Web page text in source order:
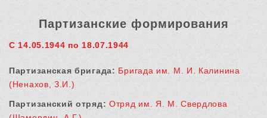
Партизанские формирования
С 14.05.1944 по 18.07.1944
Партизанская бригада: Бригада им. М. И. Калинина
(Ненахов, З.И.)
Партизанский отряд: Отряд им. Я. М. Свердлова